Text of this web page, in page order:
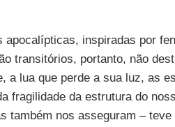
apocalípticas, inspiradas por
transitórios, portanto, não
a lua que perde a sua luz, as
fragilidade da estrutura do
também nos asseguram –